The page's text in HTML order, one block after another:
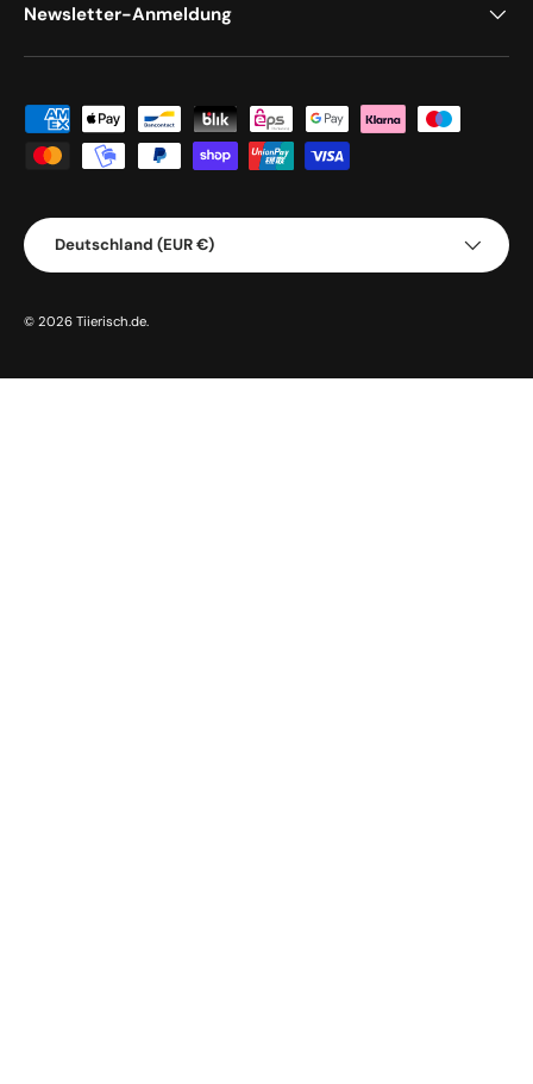
Newsletter-Anmeldung
Zahlungsmethoden
Land/Region
Deutschland (EUR €)
© 2026 Tiierisch.de.